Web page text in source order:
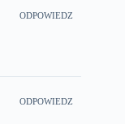
ODPOWIEDZ
ODPOWIEDZ